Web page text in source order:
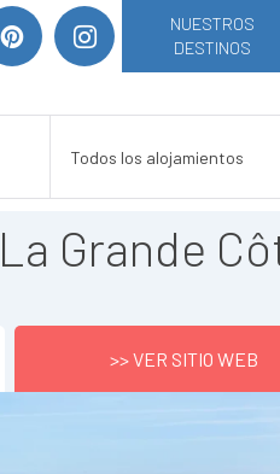
NUESTROS
DESTINOS
Grande
>> VER SITIO WEB